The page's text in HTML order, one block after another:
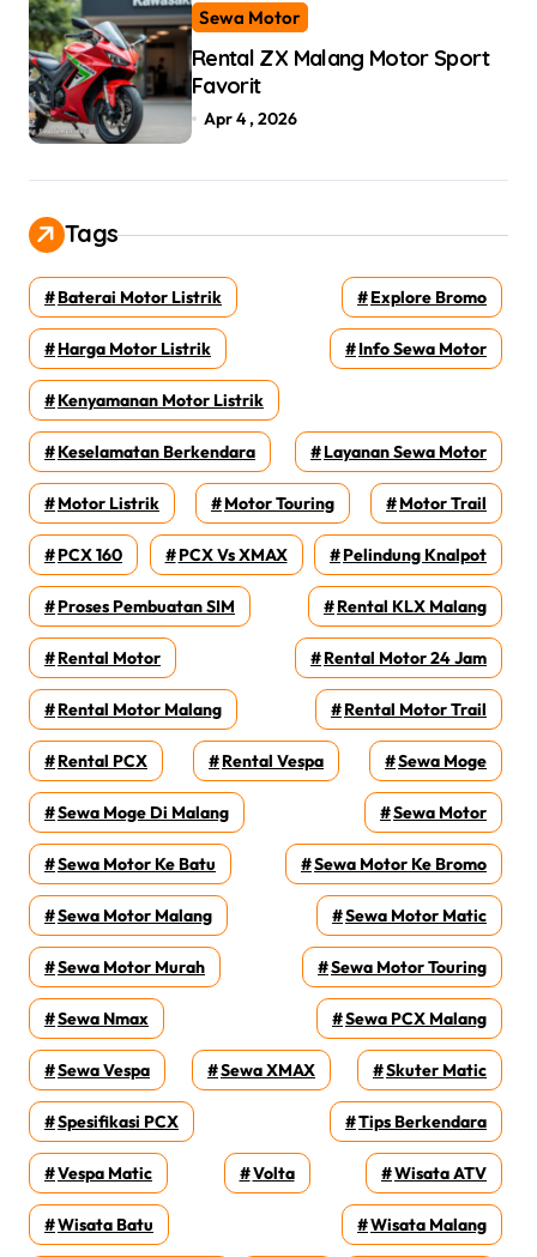
Sewa Motor
Rental ZX Malang Motor Sport
Favorit
Apr 4 , 2026
Tags
Baterai Motor Listrik Explore Bromo
Harga Motor Listrik Info Sewa Motor
Kenyamanan Motor Listrik
Keselamatan Berkendara Layanan Sewa Motor
Motor Listrik Motor Touring Motor Trail
PCX 160 PCX Vs XMAX Pelindung Knalpot
Proses Pembuatan SIM Rental KLX Malang
Rental Motor Rental Motor 24 Jam
Rental Motor Malang Rental Motor Trail
Rental PCX Rental Vespa Sewa Moge
Sewa Moge Di Malang Sewa Motor
Sewa Motor Ke Batu Sewa Motor Ke Bromo
Sewa Motor Malang Sewa Motor Matic
Sewa Motor Murah Sewa Motor Touring
Sewa Nmax Sewa PCX Malang
Sewa Vespa Sewa XMAX Skuter Matic
Spesifikasi PCX Tips Berkendara
Vespa Matic Volta Wisata ATV
Wisata Batu Wisata Malang